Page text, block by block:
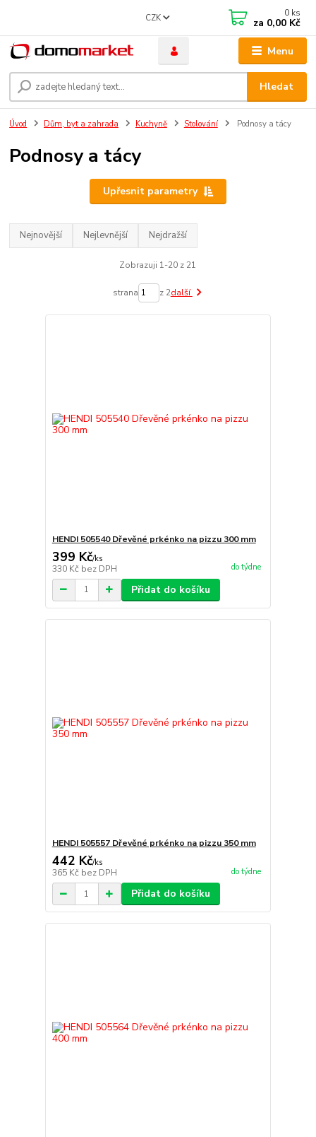
Menu
CZK
Hledat
0 ks
za 0,00 Kč
Úvod Dům, byt a zahrada Kuchyně Stolování Podnosy a tácy
Podnosy a tácy
Upřesnit parametry
Nejnovější Nejlevnější Nejdražší
Zobrazuji 1-20 z 21
strana z 2další
HENDI 505540 Dřevěné prkénko na pizzu 300 mm
399 Kč/ks
330 Kč bez DPH do týdne
Přidat do košíku
HENDI 505557 Dřevěné prkénko na pizzu 350 mm
442 Kč/ks
365 Kč bez DPH do týdne
Přidat do košíku